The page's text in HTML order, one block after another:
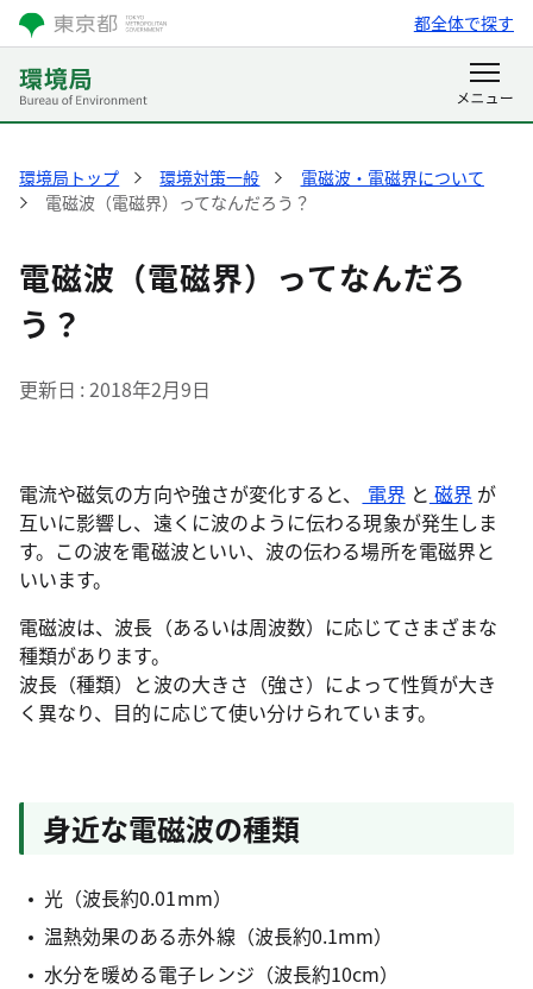
都全体で探す
環境局トップ 環境対策一般
電磁波・電磁界について
電磁波（電磁界）ってなんだろう？
電磁波（電磁界）ってなんだろ
う？
更新日 2018年2月9日
電流や磁気の方向や強さが変化すると、 電界 と 磁界 が
互いに影響し、遠くに波のように伝わる現象が発生しま
す。この波を電磁波といい、波の伝わる場所を電磁界と
いいます。
電磁波は、波長（あるいは周波数）に応じてさまざまな
種類があります。
波長（種類）と波の大きさ（強さ）によって性質が大き
く異なり、目的に応じて使い分けられています。
身近な電磁波の種類
光（波長約0.01mm）
温熱効果のある赤外線（波長約0.1mm）
水分を暖める電子レンジ（波長約10cm）